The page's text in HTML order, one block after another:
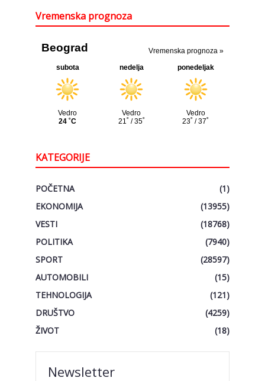
Vremenska prognoza
KATEGORIJE
POČETNA
(1)
EKONOMIJA
(13955)
VESTI
(18768)
POLITIKA
(7940)
SPORT
(28597)
AUTOMOBILI
(15)
TEHNOLOGIJA
(121)
DRUŠTVO
(4259)
ŽIVOT
(18)
Newsletter